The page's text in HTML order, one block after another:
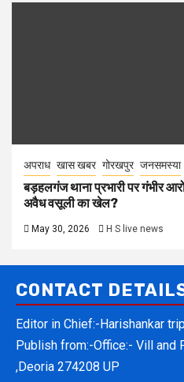
अपराध खास खबर गोरखपुर जनसमस्या
बड़हलगंज थाना प्रभारी पर गंभीर
अवैध वसूली का खेल?
May 30, 2026 H S live news
CONTACT
Editor in Chief:-Harishankar
Publish from:-Office:- Vill and
,Deoria 274208 UP